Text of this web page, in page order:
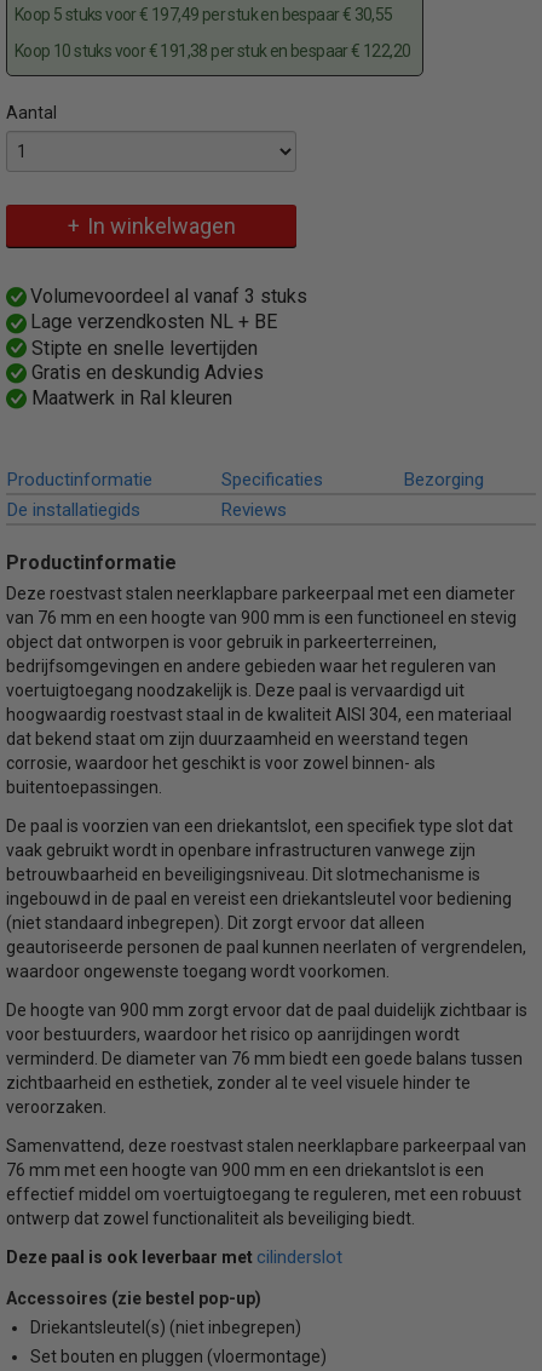
Koop 5 stuks voor € 197,49 per stuk en bespaar € 30,55
Koop 10 stuks voor € 191,38 per stuk en bespaar € 122,20
Aantal
In winkelwagen
Specificaties
4072FU
EAN code
Productcode leverancier
4072FU
Bruto gewicht
6,00 Kg
Omschrijving
Volumevoordeel al vanaf 3 stuks
Lage verzendkosten NL + BE
Stipte en snelle levertijden
Gratis en deskundig Advies
Maatwerk in Ral kleuren
Productinformatie Specificaties
Bezorging
De installatiegids
Reviews
Productinformatie
Deze roestvast stalen neerklapbare parkeerpaal met een diameter
van 76 mm en een hoogte van 900 mm is een functioneel en stevig
object dat ontworpen is voor gebruik in parkeerterreinen,
bedrijfsomgevingen en andere gebieden waar het reguleren van
voertuigtoegang noodzakelijk is. Deze paal is vervaardigd uit
hoogwaardig roestvast staal in de kwaliteit AISI 304, een materiaal
dat bekend staat om zijn duurzaamheid en weerstand tegen
corrosie, waardoor het geschikt is voor zowel binnen- als
buitentoepassingen.
De paal is voorzien van een driekantslot, een specifiek type slot dat
vaak gebruikt wordt in openbare infrastructuren vanwege zijn
betrouwbaarheid en beveiligingsniveau. Dit slotmechanisme is
ingebouwd in de paal en vereist een driekantsleutel voor bediening
(niet standaard inbegrepen). Dit zorgt ervoor dat alleen
geautoriseerde personen de paal kunnen neerlaten of vergrendelen,
waardoor ongewenste toegang wordt voorkomen.
De hoogte van 900 mm zorgt ervoor dat de paal duidelijk zichtbaar is
voor bestuurders, waardoor het risico op aanrijdingen wordt
verminderd. De diameter van 76 mm biedt een goede balans tussen
zichtbaarheid en esthetiek, zonder al te veel visuele hinder te
veroorzaken.
Samenvattend, deze roestvast stalen neerklapbare parkeerpaal van
76 mm met een hoogte van 900 mm en een driekantslot is een
effectief middel om voertuigtoegang te reguleren, met een robuust
ontwerp dat zowel functionaliteit als beveiliging biedt.
Deze paal is ook leverbaar met cilinderslot
Accessoires (zie bestel pop-up)
Driekantsleutel(s) (niet inbegrepen)
Set bouten en pluggen (vloermontage)